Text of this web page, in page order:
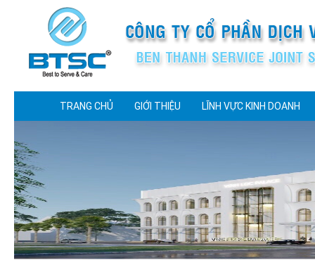
TRANG CHỦ GIỚI THIỆU LĨNH VỰC KINH DOANH